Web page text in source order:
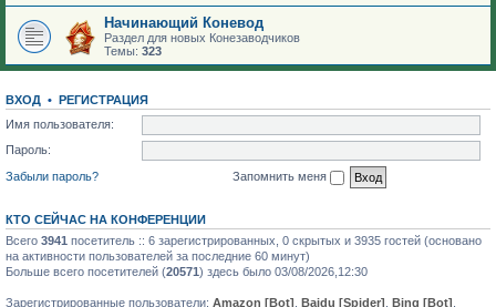
Начинающий Коневод
Раздел для новых Конезаводчиков
Темы: 323
ВХОД • РЕГИСТРАЦИЯ
Имя пользователя:
Пароль:
Забыли пароль?
Запомнить меня
КТО СЕЙЧАС НА КОНФЕРЕНЦИИ
Всего 3941 посетитель :: 6 зарегистрированных, 0 скрытых и 3935 гостей (основано
на активности пользователей за последние 60 минут)
Больше всего посетителей (20571) здесь было 03/08/2026,12:30
Зарегистрированные пользователи: Amazon [Bot] Baidu [Spider] Bing [Bot]